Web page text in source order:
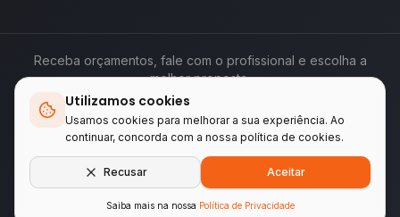
Utilizamos cookies
Usamos cookies para melhorar a sua experiência. Ao
continuar, concorda com a nossa política de cookies.
Recusar Aceitar
Saiba mais na nossa Política de Privacidade
Receba orçamentos, fale com o profissional e escolha a
melhor proposta.
Termos de ServiçoPolítica de Privacidade
📕Livro de Reclamações
Empresas do grupo WA Tecnologia & Serviços
LINKEIFY•ENCONTREAQUI.PT